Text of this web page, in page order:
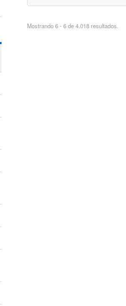
Mostrando 6 - 6 de 4.018 resultados.